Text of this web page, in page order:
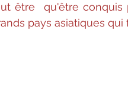
être  qu'être
pays asiatiques